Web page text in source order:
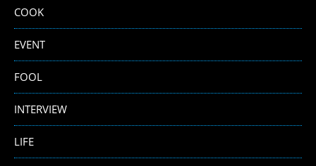
COOK
EVENT
FOOL
INTERVIEW
LIFE